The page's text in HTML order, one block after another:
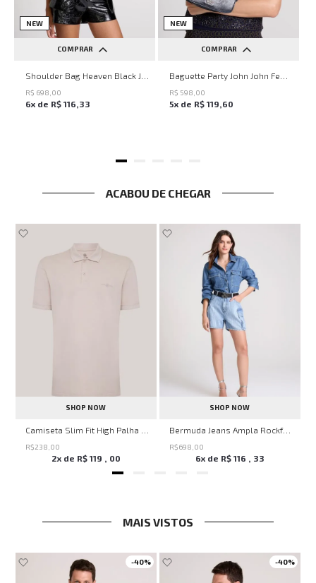
NEW
COMPRAR
UN
R$ 698 00
6x de R$ 116 33
NEW
COMPRAR
UN
R$ 598 00
5x de R$ 119 60
ACABOU DE CHEGAR
SHOP NOW
R$238 00
2x de R$ 119 , 00
SHOP NOW
Bermuda Jeans Ampla Rockford John John Feminina
R$698 00
6x de R$ 116 , 33
MAIS VISTOS
-40% -40%